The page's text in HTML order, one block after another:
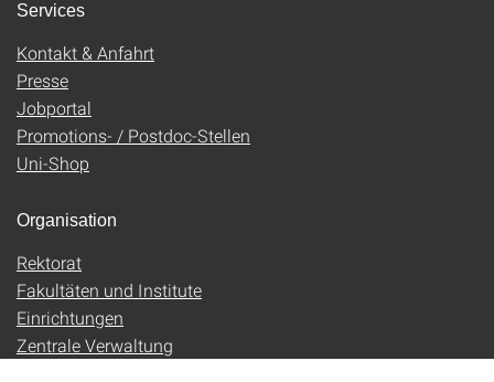
Services
Kontakt & Anfahrt
Presse
Jobportal
Promotions- / Postdoc-Stellen
Uni-Shop
Organisation
Rektorat
Fakultäten und Institute
Einrichtungen
Zentrale Verwaltung